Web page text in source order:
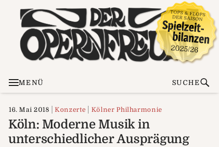
MENÜ SUCHE
16. Mai 2018 Konzerte Kölner Philharmonie
Köln: Moderne Musik in
unterschiedlicher Ausprägung